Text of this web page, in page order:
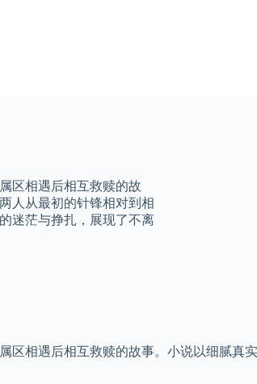
区相遇后相互救赎的故
人从最初的针锋相对到相
迷茫与挣扎，展现了不离
相遇后相互救赎的故事。小说以细腻真